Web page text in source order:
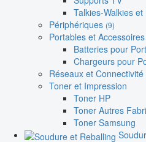
Talkies-Walkies et
Périphériques (9)
Portables et Accessoires
Batteries pour
Chargeurs pour
Réseaux et Connectivité
Toner et Impression
Toner HP
Toner Autres
Toner Samsung